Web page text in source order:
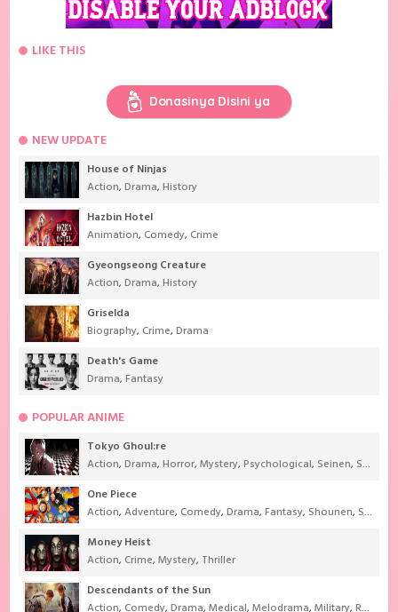
LIKE THIS
Donasinya Disini ya
NEW UPDATE
House of Ninjas
Action,Drama,History
Hazbin Hotel
Animation, Comedy, Crime
Gyeongseong Creature
Action,Drama,History
Griselda
Biography, Crime,Drama
Death's Game
Drama,Fantasy
POPULAR ANIME
Tokyo Ghoul:re
Action,Drama,Horror,Mystery,Psychological, Seinen, Supernatural
One Piece
Action,Adventure, Comedy,Drama,Fantasy, Shounen, Super Power
Money Heist
Action, Crime,Mystery, Thriller
Descendants of the Sun